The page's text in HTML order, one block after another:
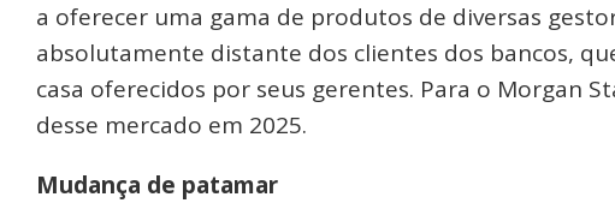
a oferecer uma gama de produtos de diversas
absolutamente distante dos clientes dos bancos,
casa oferecidos por seus gerentes. Para o Morgan
desse mercado em 2025.
Mudança de patamar